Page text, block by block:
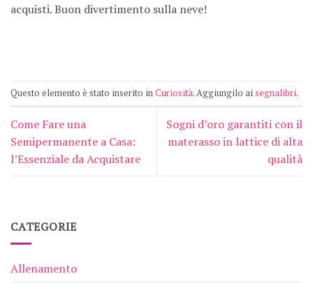
acquisti. Buon divertimento sulla neve!
Questo elemento è stato inserito inCuriosità. Aggiungilo aisegnalibri.
Come Fare una
Semipermanente a Casa:
l’Essenziale da Acquistare
Sogni d’oro garantiti con il
materasso in lattice di alta
qualità
CATEGORIE
Allenamento